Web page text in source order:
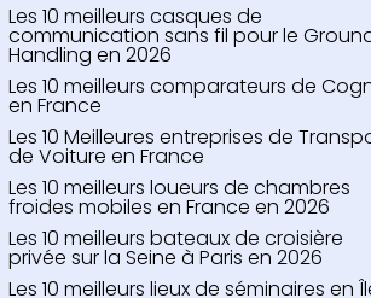
Les 10 meilleurs casques de
communication sans fil pour le
Handling en 2026
Les 10 meilleurs comparateurs de
en France
Les 10 Meilleures entreprises de
de Voiture en France
Les 10 meilleurs loueurs de chambres
froides mobiles en France en 2026
Les 10 meilleurs bateaux de croisière
privée sur la Seine à Paris en 2026
Les 10 meilleurs lieux de séminaires en